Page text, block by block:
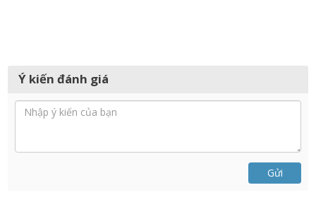
Ý kiến đánh giá
Gửi